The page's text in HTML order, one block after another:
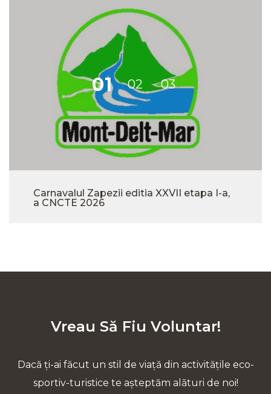
Carnavalul Zapezii editia XXVII etapa I-a,
a CNCTE 2026
Vreau Să Fiu Voluntar!
Dacă ți-ai făcut un stil de viață din activitățile eco-
sportiv-turistice te așteptăm alături de noi!